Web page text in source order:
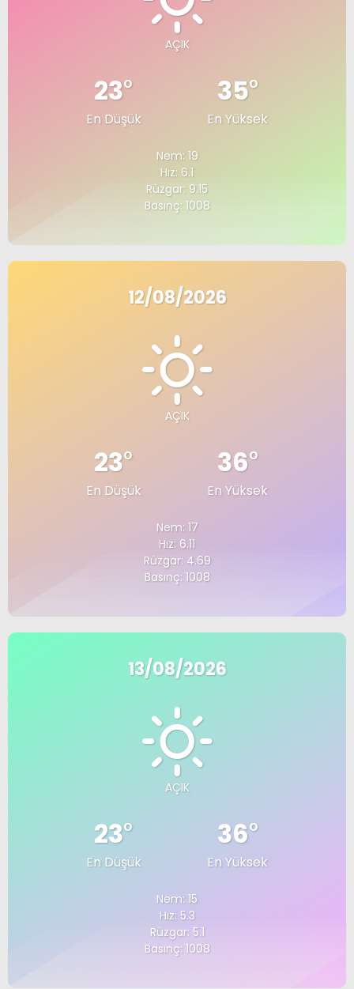
AÇIK
23°
En Düşük
35°
En Yüksek
Nem: 19
Hız: 6.1
Rüzgar: 9.15
Basınç: 1008
12/08/2026
AÇIK
23°
En Düşük
36°
En Yüksek
Nem: 17
Hız: 6.11
Rüzgar: 4.69
Basınç: 1008
13/08/2026
AÇIK
23°
En Düşük
36°
En Yüksek
Nem: 15
Hız: 5.3
Rüzgar: 5.1
Basınç: 1008